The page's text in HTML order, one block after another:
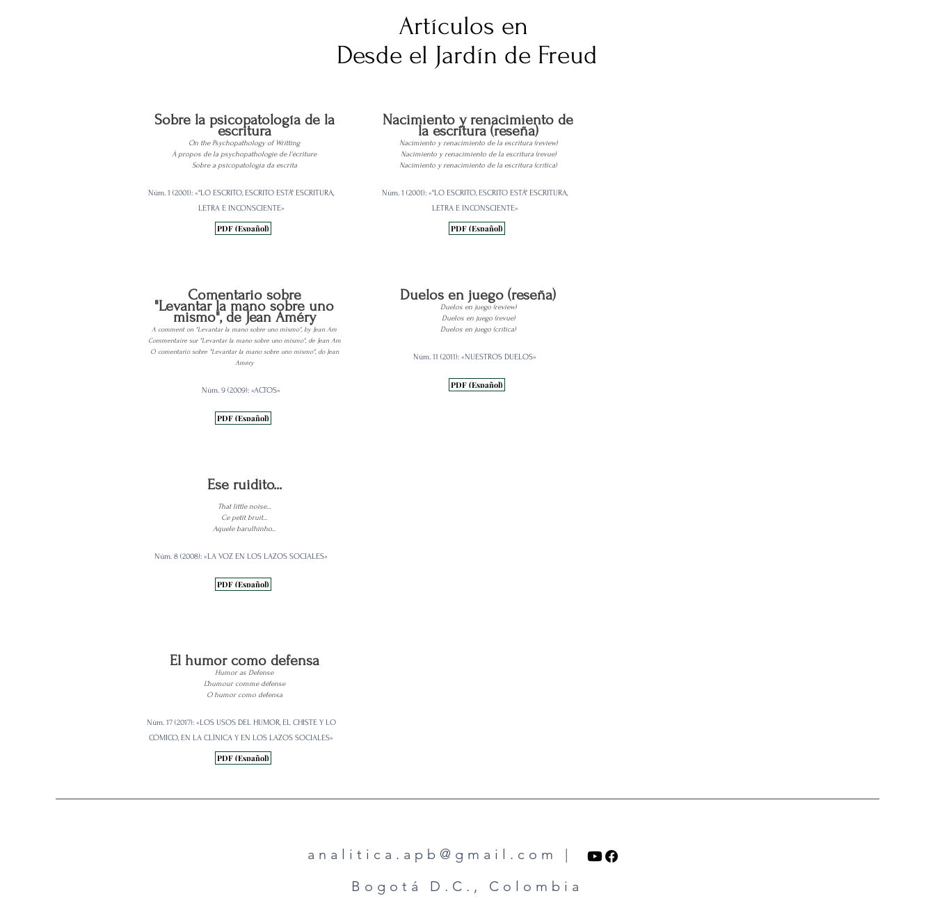
Artículos en
Desde el Jardín de Freud
Sobre la psicopatología de la
escritura
On the Psychopathology of Writting
À propos de la psychopathologie de l'écriture
Sobre a psicopatologia da escrita
Núm. 1 (2001): «"LO ESCRITO, ESCRITO ESTÁ" ESCRITURA,
LETRA E INCONSCIENTE»
PDF (Español)
Comentario sobre
"Levantar la mano sobre uno
mismo", de Jean Améry
A comment on "Levantar la mano sobre uno mismo", by Jean Am
Commentaire sur "Levantar la mano sobre uno mismo", de Jean Am
O comentario sobre "Levantar la mano sobre uno mismo", do Jean
Améry
Núm. 9 (2009): «ACTOS»
PDF (Español)
Nacimiento y renacimiento de
la escritura (reseña)
Nacimiento y renacimiento de la escritura (review)
Nacimiento y renacimiento de la escritura (revue)
Nacimiento y renacimiento de la escritura (crítica)
Núm. 1 (2001): «"LO ESCRITO, ESCRITO ESTÁ" ESCRITURA,
LETRA E INCONSCIENTE»
PDF (Español)
Duelos en juego (reseña)
Duelos en juego (review)
Duelos en juego (revue)
Duelos en juego (crítica)
Núm. 11 (2011): «NUESTROS DUELOS»
PDF (Español)
Ese ruidito...
That little noise...
Ce petit bruit...
Aquele barulhinho...
Núm. 8 (2008): «LA VOZ EN LOS LAZOS SOCIALES»
PDF (Español)
El humor como defensa
Humor as Defense
L’humour comme défense
O humor como defensa
Núm. 17 (2017): «LOS USOS DEL HUMOR, EL CHISTE Y LO
CÓMICO, EN LA CLÍNICA Y EN LOS LAZOS SOCIALES»
PDF (Español)
analitica.apb@gmail.com
|
Bogotá D.C., Colombia